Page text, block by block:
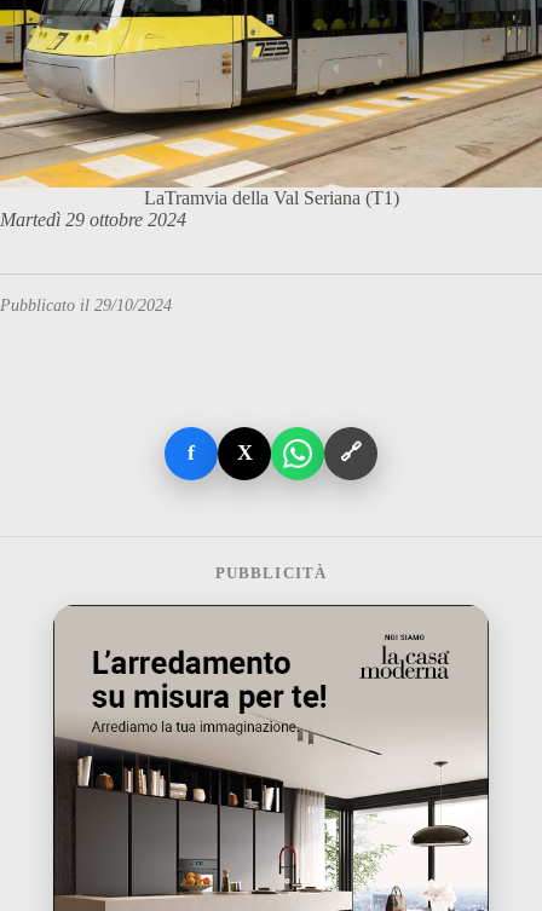
LaTramvia della Val Seriana (T1)
Martedì 29 ottobre 2024
Pubblicato il 29/10/2024
f X 🔗
PUBBLICITÀ